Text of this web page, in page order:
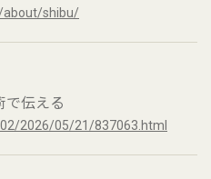
about/shibu/
で伝える
2026/05/21/837063.html